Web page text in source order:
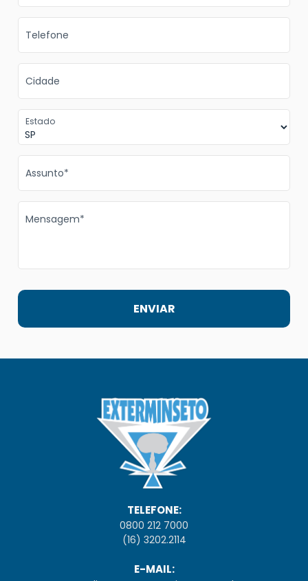
Telefone
Cidade
Estado
Assunto*
Mensagem*
TELEFONE:
0800 212 7000
(16) 3202.2114
E-MAIL: